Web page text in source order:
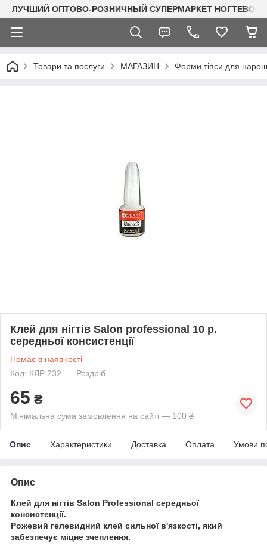
ЛУЧШИЙ ОПТОВО-РОЗНИЧНЫЙ СУПЕРМАРКЕТ
Товари та послуги МАГАЗИН Форми,тіпси для
Клей для нігтів Salon professional 10 р.
середньої консистенції
Немає в наявності
Код: КЛP 232
Роздріб
65 ₴
Мінімальна сума замовлення на сайті — 100 ₴
Опис Характеристики Доставка Оплата Умови
Опис
Клей для нігтів Salon Professional середньої
консистенції.
Рожевий гелевидний клей сильної в'язкості, який
забезпечує міцне зчеплення.